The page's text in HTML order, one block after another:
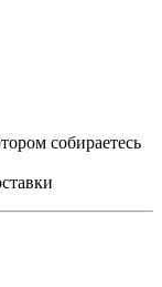
собираетесь